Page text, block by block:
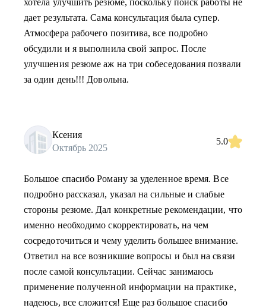
хотела улучшить резюме, поскольку поиск работы не
дает результата. Сама консультация была супер.
Атмосфера рабочего позитива, все подробно
обсудили и я выполнила свой запрос. После
улучшения резюме аж на три собеседования позвали
за один день!!! Довольна.
Ксения
Октябрь 2025
5.0
Большое спасибо Роману за уделенное время. Все
подробно рассказал, указал на сильные и слабые
стороны резюме. Дал конкретные рекомендации, что
именно необходимо скорректировать, на чем
сосредоточиться и чему уделить большее внимание.
Ответил на все возникшие вопросы и был на связи
после самой консультации. Сейчас занимаюсь
применение полученной информации на практике,
надеюсь, все сложится! Еще раз большое спасибо